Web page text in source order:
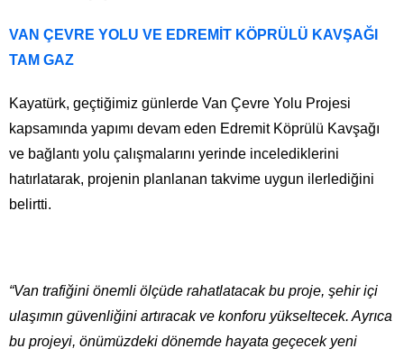
VAN ÇEVRE YOLU VE EDREMİT KÖPRÜLÜ KAVŞAĞI
TAM GAZ
Kayatürk, geçtiğimiz günlerde Van Çevre Yolu Projesi
kapsamında yapımı devam eden Edremit Köprülü Kavşağı
ve bağlantı yolu çalışmalarını yerinde incelediklerini
hatırlatarak, projenin planlanan takvime uygun ilerlediğini
belirtti.
“Van trafiğini önemli ölçüde rahatlatacak bu proje, şehir içi
ulaşımın güvenliğini artıracak ve konforu yükseltecek. Ayrıca
bu projeyi, önümüzdeki dönemde hayata geçecek yeni